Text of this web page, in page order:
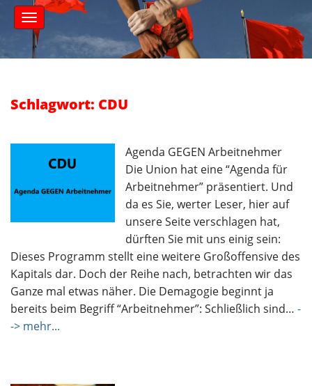
M
a
i
n
S
k
i
p
t
e
n
t
Schlagwort: CDU
Agenda GEGEN Arbeitnehmer
Die Union hat eine “Agenda für
Arbeitnehmer” präsentiert. Und
da es Sie, werter Leser, hier auf
unsere Seite verschlagen hat,
dürften Sie mit uns einig sein:
Dieses Programm stellt eine weitere Großoffensive des
Kapitals dar. Doch der Reihe nach, betrachten wir das
Ganze mal etwas näher. Die Demagogie beginnt ja
bereits beim Begriff “Arbeitnehmer”: Schließlich sind… -
-> mehr...